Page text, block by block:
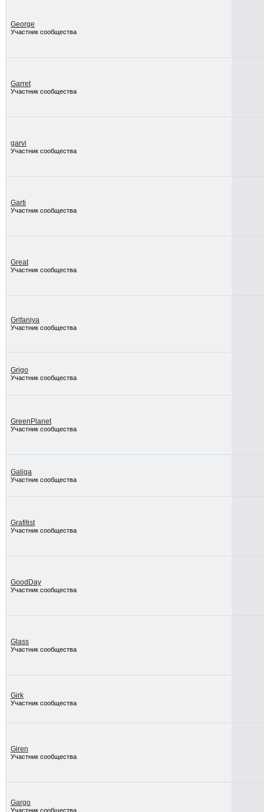
George
Участник сообщества
Garret
Участник сообщества
garvi
Участник сообщества
Garti
Участник сообщества
Great
Участник сообщества
Grifaniya
Участник сообщества
Grigo
Участник сообщества
GreenPlanet
Участник сообщества
Galiga
Участник сообщества
Grafitist
Участник сообщества
GoodDay
Участник сообщества
Glass
Участник сообщества
Girk
Участник сообщества
Giren
Участник сообщества
Gargo
Участник сообщества